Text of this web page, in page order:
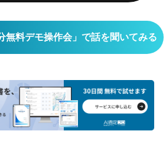
無料デモ操作会」で話を聞いてみる